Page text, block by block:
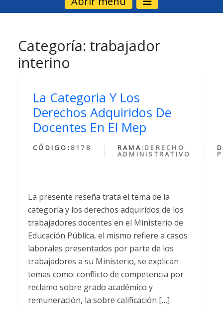
Categoría: trabajador
interino
La Categoria Y Los
Derechos Adquiridos De
Docentes En El Mep
CÓDIGO: 8178 RAMA: DERECHO
ADMINISTRATIVO
La presente reseña trata el tema de la
categoría y los derechos adquiridos de los
trabajadores docentes en el Ministerio de
Educación Pública, el mismo refiere a casos
laborales presentados por parte de los
trabajadores a su Ministerio, se explican
temas como: conflicto de competencia por
reclamo sobre grado académico y
remuneración, la sobre calificación […]